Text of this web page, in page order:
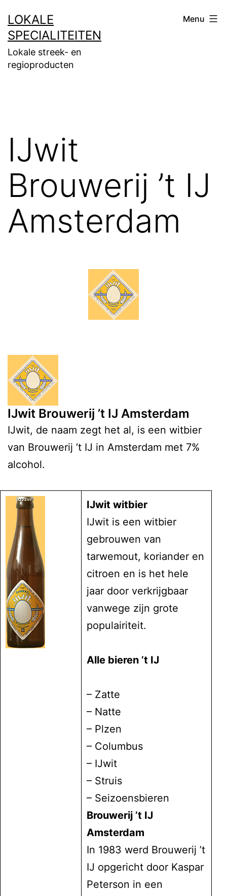
naar
de
inhoud
LOKALE
SPECIALITEITEN
Lokale streek- en
regioproducten
Menu
IJwit
Brouwerij ’t IJ
Amsterdam
IJwit Brouwerij ’t IJ Amsterdam
IJwit, de naam zegt het al, is een witbier
van Brouwerij ’t IJ in Amsterdam met 7%
alcohol.
IJwit witbier
IJwit is een witbier
gebrouwen van
tarwemout, koriander en
citroen en is het hele
jaar door verkrijgbaar
vanwege zijn grote
populairiteit.
Alle bieren ’t IJ
– Zatte
– Natte
– Plzen
– Columbus
– IJwit
– Struis
– Seizoensbieren
Brouwerij ’t IJ
Amsterdam
In 1983 werd Brouwerij ’t
IJ opgericht door Kaspar
Peterson in een